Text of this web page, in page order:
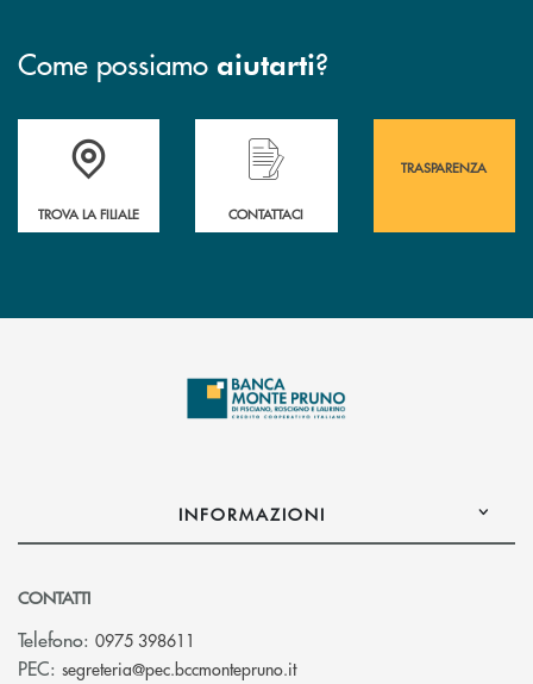
Come possiamo aiutarti?
Accedi all' elenco completo&nbsp; delle&nbsp; filiali&nbsp; di Banca
TROVA LA FILIALE
Hai bisogno di assistenza immediata?
CONTATTACI
TRASPARENZA
INFORMAZIONI
CONTATTI
Telefono: 0975 398611
PEC: segreteria@pec.bccmontepruno.it(si apre l’app di posta